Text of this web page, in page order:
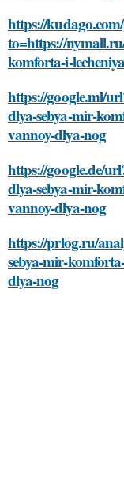
https://
to=https://
komforta-i-
https://google.ml/
dlya-sebya-mir-
vannoy-dlya-nog
https://google.de/
dlya-sebya-mir-
vannoy-dlya-nog
https://prlog.ru/
sebya-mir-
dlya-nog